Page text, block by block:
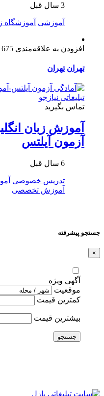
3 سال قبل
آموزشی آموزشگاه
افزودن به علاقه‌مندی 1675
تهران تهران
تماس بگیرید
آموزش زبان
آزمون آیلتس
6 سال قبل
تدریس خصوصی
آموزش تخصصی
جستجو پیشرفته
×
آگهی ویژه
موقعیت
کمترین قیمت
بیشترین قیمت
جستجو